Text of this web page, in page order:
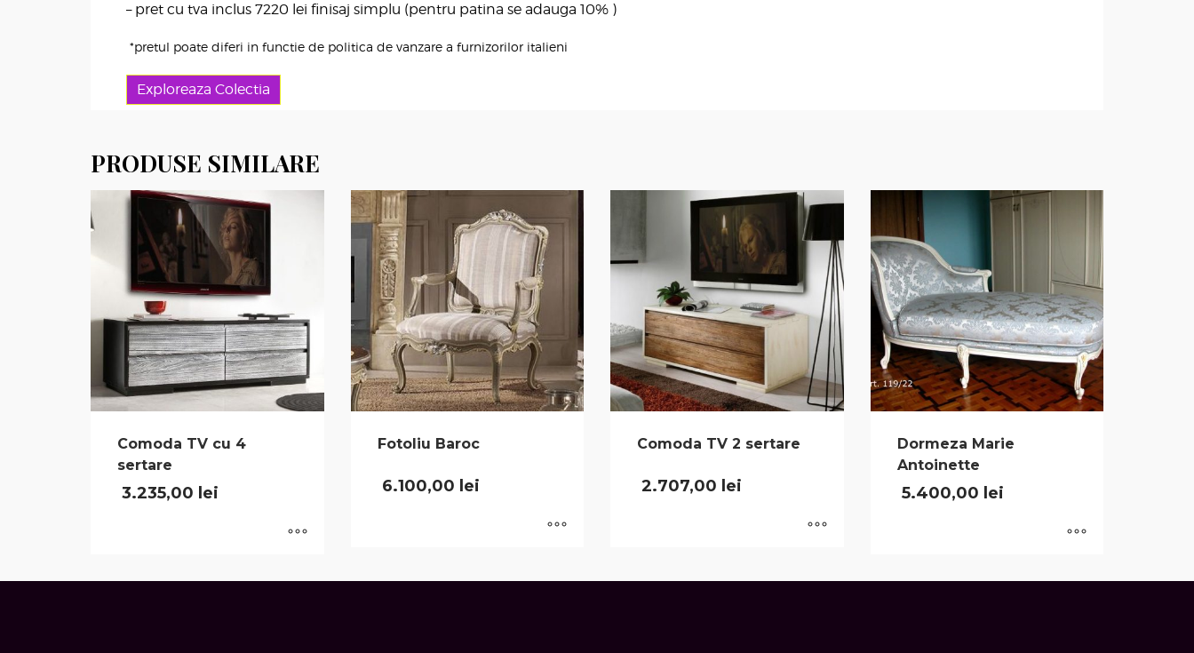
– pret cu tva inclus 7220 lei finisaj simplu (pentru patina se adauga 10% )
*pretul poate diferi in functie de politica de vanzare a furnizorilor italieni
Exploreaza Colectia
PRODUSE SIMILARE
Comoda TV cu 4
sertare
3.235,00 lei
Fotoliu Baroc
6.100,00 lei
Comoda TV 2 sertare
2.707,00 lei
Dormeza Marie
Antoinette
5.400,00 lei